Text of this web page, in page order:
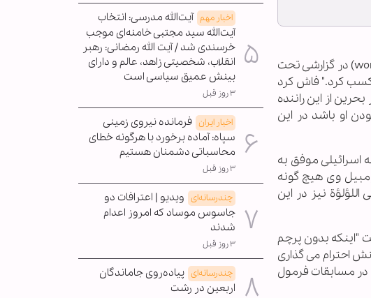
به گزارش خبرگزاری اهل بیت(ع) ـ ابنا ـ پایگاه خبری اسرائیلی "ورد اسرائیل نیوز (وین) " (world israel news, WIN) در گزارشی تحت
کسب کرد." فاش کرد
نماید و در بحرین از این راننده
او باشد در این
خبری در مسابقه ای که جمعه گذشته در بحرین برگزار شد "روی نیسانی" راننده ۲۳ ساله اسرائیلی موفق به
وی هیچ گونه
نیز در این
بدون پرچم
احترام می گذاری
در مسابقات فرمول
اخبار مهم آیت‌الله مدرسی: انتخاب
آیت‌الله سید مجتبی خامنه‌ای موجب
خرسندی شد / آیت الله رمضانی: رهبر
انقلاب، شخصیتی زاهد، عالم و دارای
بینش عمیق سیاسی است
۳ روز قبل
اخبار ایران فرمانده نیروی زمینی
سپاه: آماده برخورد با هرگونه خطای
محاسباتی دشمنان هستیم
۳ روز قبل
چندرسانه‌ای ویدیو | اعترافات دو
جاسوس موساد که امروز اعدام
شدند
۳ روز قبل
چندرسانه‌ای پیاده‌روی جاماندگان
اربعین در رشت